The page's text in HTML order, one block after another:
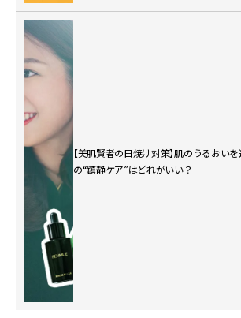
【美肌賢者の日焼け対策】肌のうるおい
の“鎮静ケア”はどれがいい？